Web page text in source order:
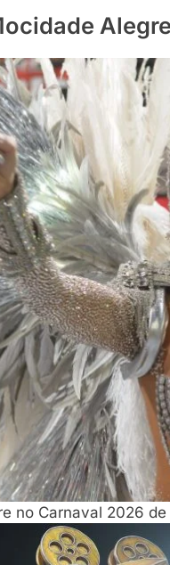
no Carnaval 2026